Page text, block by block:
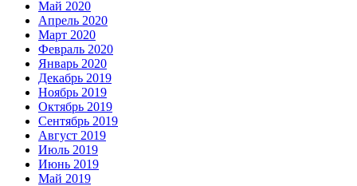
Май 2020
Апрель 2020
Март 2020
Февраль 2020
Январь 2020
Декабрь 2019
Ноябрь 2019
Октябрь 2019
Сентябрь 2019
Август 2019
Июль 2019
Июнь 2019
Май 2019